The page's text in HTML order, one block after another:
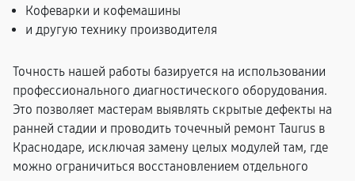
Кофеварки и кофемашины
и другую технику производителя
Точность нашей работы базируется на использовании
профессионального диагностического оборудования.
Это позволяет мастерам выявлять скрытые дефекты на
ранней стадии и проводить точечный ремонт Taurus в
Краснодаре, исключая замену целых модулей там, где
можно ограничиться восстановлением отдельного